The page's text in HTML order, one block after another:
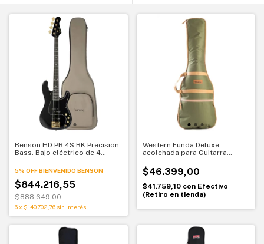
Benson HD PB 4S BK Precision
Bass. Bajo eléctrico de 4
5% OFF BIENVENIDO BENSON
$844.216,55
$888.649,00
6x $140.702,76 sin interés
Western Funda Deluxe
acolchada para Guitarra
$46.399,00
$41.759,10 con Efectivo
(Retiro en tienda)